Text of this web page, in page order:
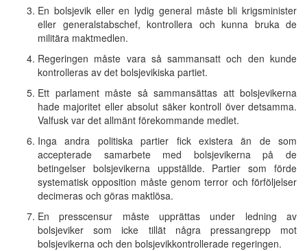
En bolsjevik eller en lydig general måste bli krigsminister
eller generalstabschef, kontrollera och kunna bruka de
militära maktmedlen.
Regeringen måste vara så sammansatt och den kunde
kontrolleras av det bolsjevikiska partiet.
Ett parlament måste så sammansättas att bolsjevikerna
hade majoritet eller absolut säker kontroll över detsamma.
Valfusk var det allmänt förekommande medlet.
Inga andra politiska partier fick existera än de som
accepterade samarbete med bolsjevikerna på de
betingelser bolsjevikerna uppställde. Partier som förde
systematisk opposition måste genom terror och förföljelser
decimeras och göras maktlösa.
En presscensur måste upprättas under ledning av
bolsjeviker som icke tillät några pressangrepp mot
bolsjevikerna och den bolsjevikkontrollerade regeringen.